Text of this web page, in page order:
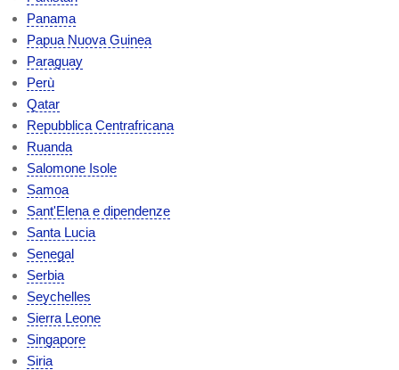
Panama
Papua Nuova Guinea
Paraguay
Perù
Qatar
Repubblica Centrafricana
Ruanda
Salomone Isole
Samoa
Sant'Elena e dipendenze
Santa Lucia
Senegal
Serbia
Seychelles
Sierra Leone
Singapore
Siria